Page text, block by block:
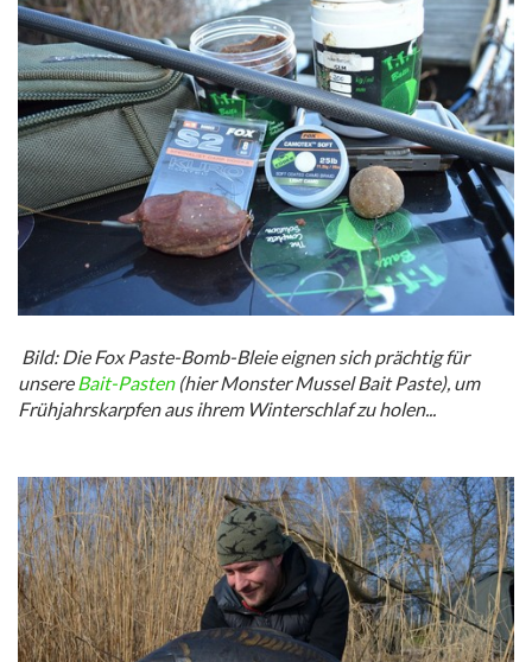
Bild: Die Fox Paste-Bomb-Bleie eignen sich prächtig für
unsere Bait-Pasten(hier Monster Mussel Bait Paste), um
Frühjahrskarpfen aus ihrem Winterschlaf zu holen...